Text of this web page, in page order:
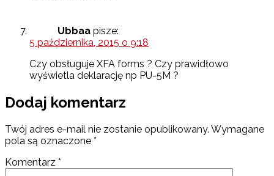
Ubbaa pisze:
5 października, 2015 o 9:18
Czy obsługuje XFA forms ? Czy prawidłowo
wyświetla deklarację np PU-5M ?
Dodaj komentarz
Twój adres e-mail nie zostanie opublikowany. Wymagane
pola są oznaczone *
Komentarz *